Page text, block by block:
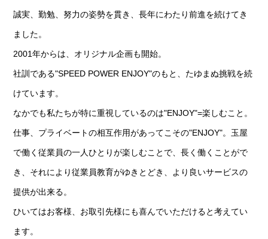
誠実、勤勉、努力の姿勢を貫き、長年にわたり前進を続けてき
ました。
2001年からは、オリジナル企画も開始。
社訓である"SPEED POWER ENJOY"のもと、たゆまぬ挑戦を続
けています。
なかでも私たちが特に重視しているのは"ENJOY"=楽しむこと。
仕事、プライベートの相互作用があってこその"ENJOY"。玉屋
で働く従業員の一人ひとりが楽しむことで、長く働くことがで
き、それにより従業員教育がゆきとどき、より良いサービスの
提供が出来る。
ひいてはお客様、お取引先様にも喜んでいただけると考えてい
ます。